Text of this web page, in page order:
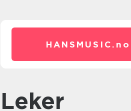
HANSMUSIC. no
leker